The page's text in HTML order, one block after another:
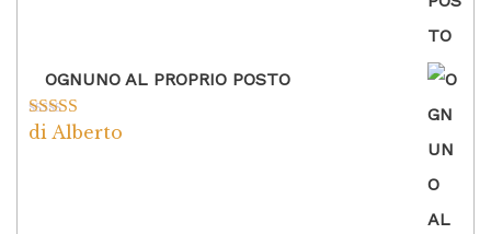
OGNUNO AL PROPRIO POSTO
Valutato5su
di Alberto